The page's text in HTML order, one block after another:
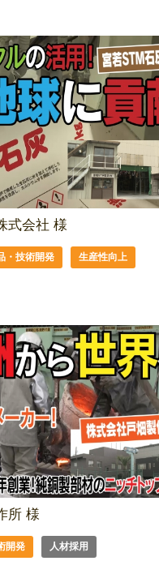
式会社 様
・技術開発 生産性向上
所 様
開発 人材採用